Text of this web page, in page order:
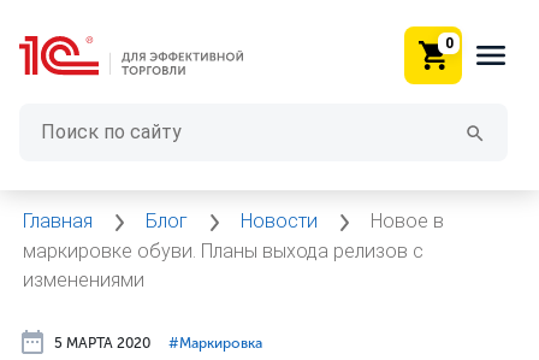
0
Главная Блог Новости
Новое в
маркировке обуви. Планы выхода релизов с
изменениями
5 МАРТА 2020 #⁣Маркировка